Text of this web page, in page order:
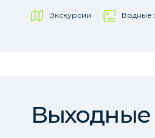
Экскурсии Водные
Выходные